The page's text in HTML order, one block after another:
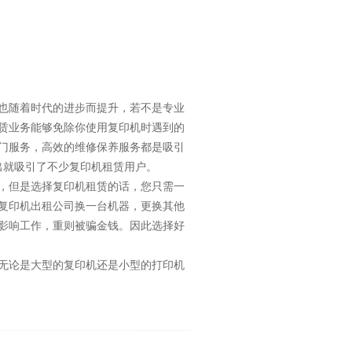
随着时代的进步而提升，若不是专业
业务能够免除你使用复印机时遇到的
务，高效的维修保养服务都是吸引
吸引了不少复印机租赁用户。
但是选择复印机租赁的话，您只需一
印机出租公司换一台机器，更换其他
响工作，重则被骗金钱。因此选择好
论是大型的复印机还是小型的打印机